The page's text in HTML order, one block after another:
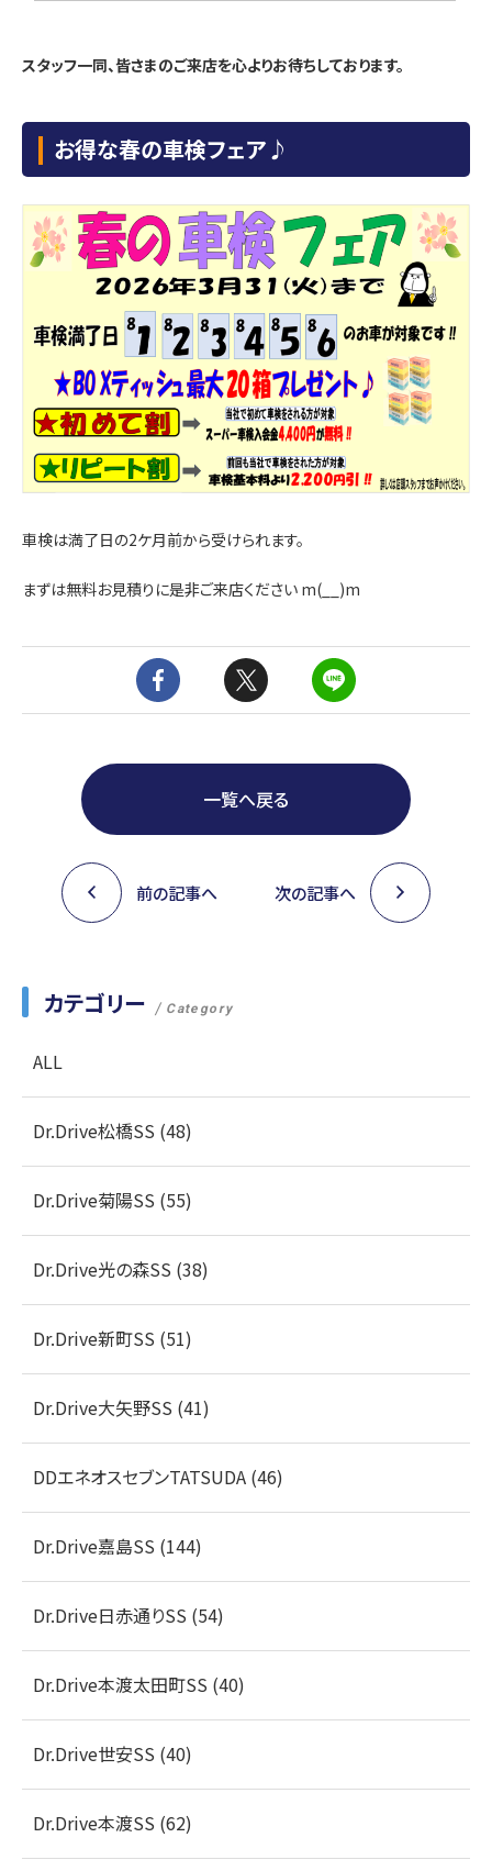
スタッフ一同、皆さまのご来店を心よりお待ちしております。
お得な春の車検フェア♪
車検は満了日の2ケ月前から受けられます。
まずは無料お見積りに是非ご来店ください m(__)m
一覧へ戻る
前の記事へ 次の記事へ
カテゴリー Category
ALL
Dr.Drive松橋SS (48)
Dr.Drive菊陽SS (55)
Dr.Drive光の森SS (38)
Dr.Drive新町SS (51)
Dr.Drive大矢野SS (41)
DDエネオスセブンTATSUDA (46)
Dr.Drive嘉島SS (144)
Dr.Drive日赤通りSS (54)
Dr.Drive本渡太田町SS (40)
Dr.Drive世安SS (40)
Dr.Drive本渡SS (62)